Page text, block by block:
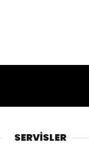
SERVİSLER